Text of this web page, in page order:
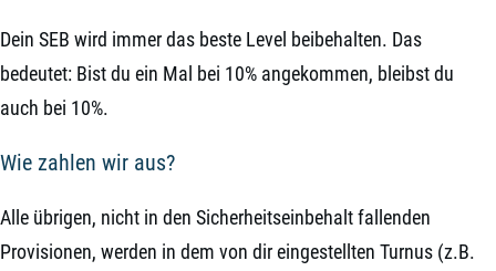
Dein SEB wird immer das beste Level beibehalten. Das
bedeutet: Bist du ein Mal bei 10% angekommen, bleibst du
auch bei 10%.
Wie zahlen wir aus?
Alle übrigen, nicht in den Sicherheitseinbehalt fallenden
Provisionen, werden in dem von dir eingestellten Turnus (z.B.